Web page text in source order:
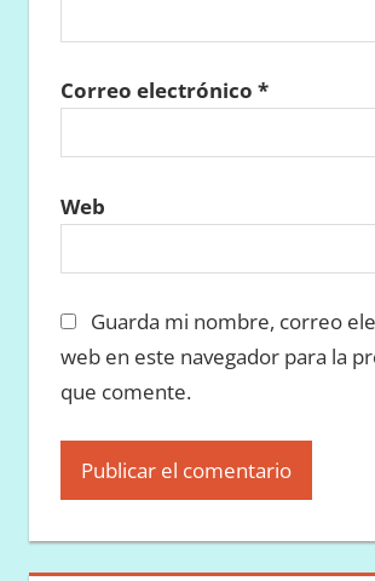
Correo electrónico *
Web
Guarda mi nombre, correo
web en este navegador para la
que comente.